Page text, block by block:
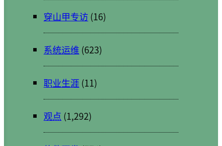
穿山甲专访(16)
系统运维(623)
职业生涯(11)
观点 (1,292)